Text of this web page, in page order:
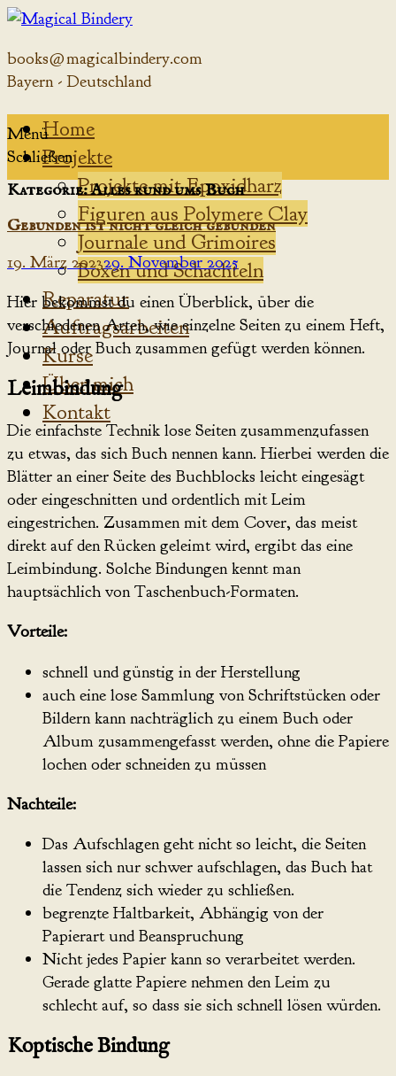
Zum
springen
books@magicalbindery.com
Bayern - Deutschland
Home
Projekte
Projekte mit Epoxidharz
Figuren aus Polymere Clay
Journale und Grimoires
Boxen und Schachteln
Reparatur
Auftragsarbeiten
Kurse
Über mich
Kontakt
Menü
Schließen
Kategorie: Alles rund ums Buch
Gebunden ist nicht gleich gebunden
19. März 202329. November 2025
Hier bekommst du einen Überblick, über die
verschiedenen Arten, wie einzelne Seiten zu einem Heft,
Journal oder Buch zusammen gefügt werden können.
Leimbindung
Die einfachste Technik lose Seiten zusammenzufassen
zu etwas, das sich Buch nennen kann. Hierbei werden die
Blätter an einer Seite des Buchblocks leicht eingesägt
oder eingeschnitten und ordentlich mit Leim
eingestrichen. Zusammen mit dem Cover, das meist
direkt auf den Rücken geleimt wird, ergibt das eine
Leimbindung. Solche Bindungen kennt man
hauptsächlich von Taschenbuch-Formaten.
Vorteile:
schnell und günstig in der Herstellung
auch eine lose Sammlung von Schriftstücken oder
Bildern kann nachträglich zu einem Buch oder
Album zusammengefasst werden, ohne die Papiere
lochen oder schneiden zu müssen
Nachteile:
Das Aufschlagen geht nicht so leicht, die Seiten
lassen sich nur schwer aufschlagen, das Buch hat
die Tendenz sich wieder zu schließen.
begrenzte Haltbarkeit, Abhängig von der
Papierart und Beanspruchung
Nicht jedes Papier kann so verarbeitet werden.
Gerade glatte Papiere nehmen den Leim zu
schlecht auf, so dass sie sich schnell lösen würden.
Koptische Bindung